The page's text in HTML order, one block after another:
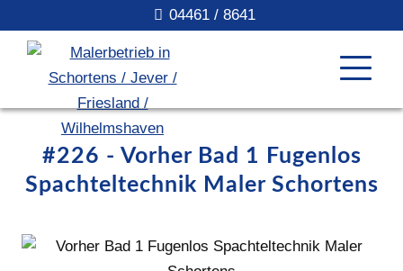
04461 / 8641
#226 - Vorher Bad 1 Fugenlos
Spachteltechnik Maler Schortens